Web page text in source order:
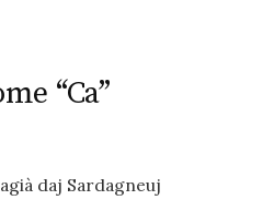
“Ca”
daj Sardagneuj